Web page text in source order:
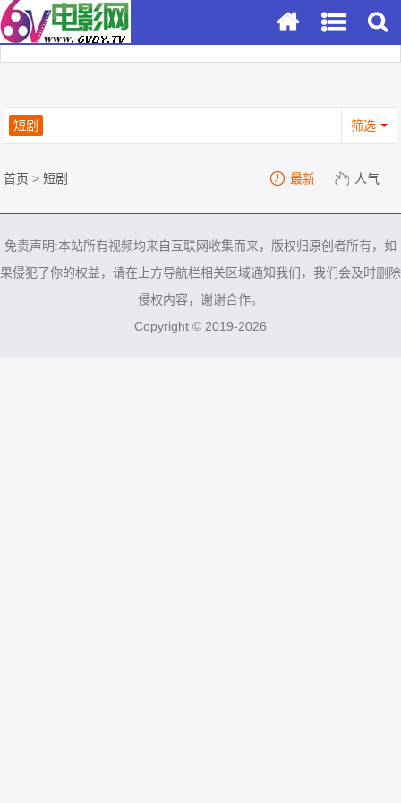
短剧 筛选
首页 >短剧 最新 人气
免责声明:本站所有视频均来自互联网收集而来，版权归原创者所有，如
果侵犯了你的权益，请在上方导航栏相关区域通知我们，我们会及时删除
侵权内容，谢谢合作。
Copyright © 2019-2026